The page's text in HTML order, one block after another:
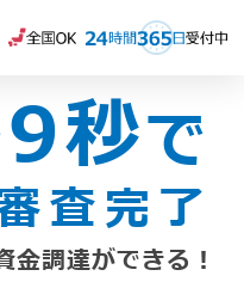
9秒で
査完了
金調達ができる！